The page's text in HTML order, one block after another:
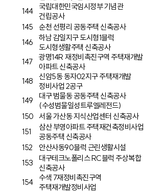
144
국립대한민국임시정부 기념관
건립공사
145
순천 선평리 공동주택 신축공사
146
하남 감일지구 도시형1블럭
도시형생활주택 신축공사
147
광명14R 재정비촉진구역 주택재개발
아파트 신축공사
148
신암5동 동자02지구 주택재개발
정비사업 2공구
149
대구 범물동 공동주택 신축공사
(수성범물일성트루엘레전드)
150
서울 가산동 지식산업센터 신축공사
151
삼산 부영아파트 주택재건축정비사업
공동주택 신축공사
152
안산사동90블럭 근린생활시설
153
대구테크노폴리스 RC블럭 주상복합
신축공사
154
수색 7재정비촉진구역
주택재개발정비사업